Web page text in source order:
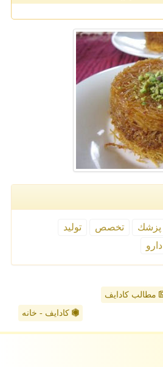
پزشك تخصص
تولید
دارو
مطالب کادایف
کادایف - خانه